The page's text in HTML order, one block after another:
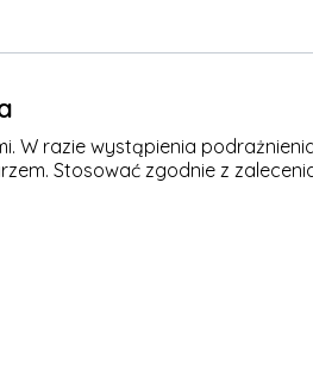
W razie wystąpienia
Stosować zgodnie z